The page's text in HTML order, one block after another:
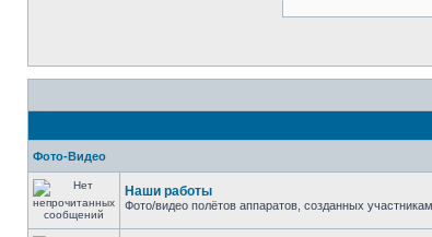
Гость|X|- 22 янв 2025, 14:52
20
Фото-Видео
Наши работы
Фото/видео полётов аппаратов, созданных